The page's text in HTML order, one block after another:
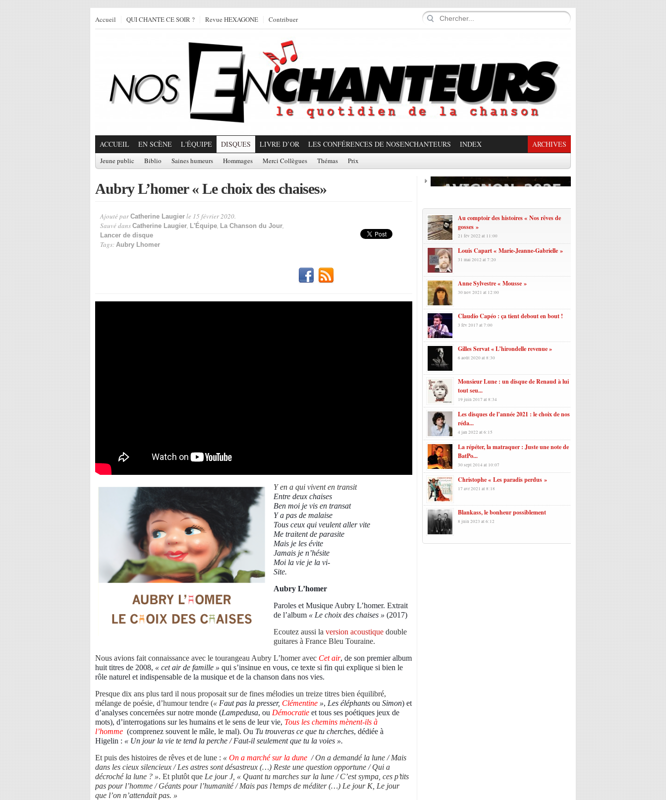
Accueil QUI CHANTE CE SOIR ? Revue HEXAGONE Contribuer
ACCUEIL EN SCÈNE L'ÉQUIPE DISQUES LIVRE D’OR LES CONFÉRENCES DE NOSENCHANTEURS INDEX ARCHIVES
Jeune public Biblio Saines humeurs Hommages Merci Collègues Thémas Prix
Aubry L’homer « Le choix des chaises»
Ajouté par Catherine Laugier le 15 février 2020.
Sauvé dans Catherine Laugier, L'Équipe, La Chanson du Jour,
Lancer de disque
Tags: Aubry Lhomer
Y en a qui vivent en transit
Entre deux chaises
Ben moi je vis en transat
Y a pas de malaise
Tous ceux qui veulent aller vite
Me traitent de parasite
Mais je les évite
Jamais je n’hésite
Moi la vie je la vi-
Site.
Aubry L’homer
Paroles et Musique Aubry L’homer. Extrait
de l’album « Le choix des chaises » (2017)
Ecoutez aussi la version acoustique double
guitares à France Bleu Touraine.
Nous avions fait connaissance avec le tourangeau Aubry L’homer avec Cet air, de son premier album
huit titres de 2008, « cet air de famille » qui s’insinue en vous, ce texte si fin qui explique si bien le
rôle naturel et indispensable de la musique et de la chanson dans nos vies.
Presque dix ans plus tard il nous proposait sur de fines mélodies un treize titres bien équilibré,
mélange de poésie, d’humour tendre (« Faut pas la presser, Clémentine », Les éléphants ou Simon) et
d’analyses concernées sur notre monde (Lampedusa, ou Démocratie et tous ses poétiques jeux de
mots), d’interrogations sur les humains et le sens de leur vie, Tous les chemins mènent-ils à
l’homme (comprenez souvent le mâle, le mal). Ou Tu trouveras ce que tu cherches, dédiée à
Higelin : « Un jour la vie te tend la perche / Faut-il seulement que tu la voies ».
Et puis des histoires de rêves et de lune : « On a marché sur la dune / On a demandé la lune / Mais
dans les cieux silencieux / Les astres sont désastreux (…) Reste une question opportune / Qui a
décroché la lune ? ». Et plutôt que Le jour J, « Quant tu marches sur la lune / C’est sympa, ces p’tits
pas pour l’homme / Géants pour l’humanité / Mais pas l’temps de méditer (…) Le jour K, Le jour
que l’on n’attendait pas. »
Au comptoir des histoires « Nos rêves de
gosses »
21 fév 2022 at 11:00
Louis Capart « Marie-Jeanne-Gabrielle »
31 mai 2012 at 7:20
Anne Sylvestre « Mousse »
30 nov 2021 at 12:00
Claudio Capéo : ça tient debout en bout !
3 fév 2017 at 7:00
Gilles Servat « L’hirondelle revenue »
6 août 2020 at 8:30
Monsieur Lune : un disque de Renaud à lui
tout seu...
19 juin 2017 at 8:34
Les disques de l’année 2021 : le choix de nos
réda...
4 jan 2022 at 6:15
La répéter, la matraquer : Juste une note de
BatPo...
30 sept 2014 at 10:07
Christophe « Les paradis perdus »
17 avr 2021 at 8:18
Blankass, le bonheur possiblement
8 juin 2023 at 6:12